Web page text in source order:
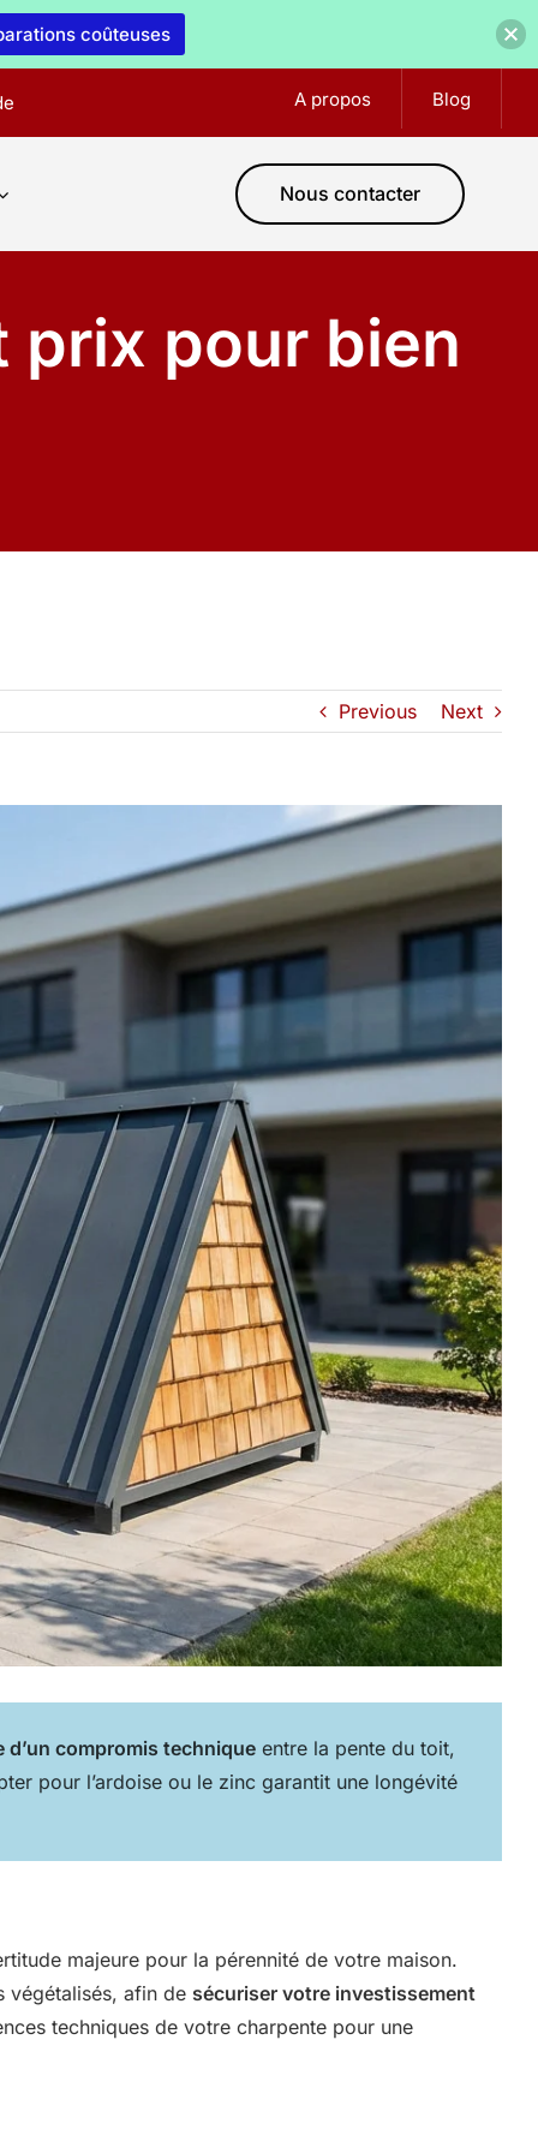
A propos Blog
Nous contacter
prix pour bien
Previous Next
d’un compromis technique entre la pente du toit,
pour l’ardoise ou le zinc garantit une longévité
majeure pour la pérennité de votre maison.
végétalisés, afin de sécuriser votre investissement
techniques de votre charpente pour une
coûteuses